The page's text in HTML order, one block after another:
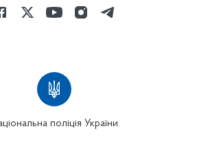
поліція України